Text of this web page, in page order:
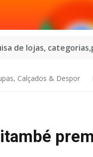
de lojas,
Calçados & Despor